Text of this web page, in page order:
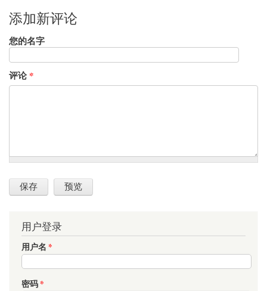
添加新评论
您的名字
评论*
用户登录
用户名 *
密码*